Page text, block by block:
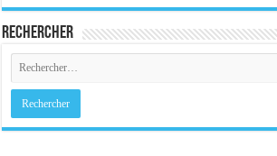
Rechercher